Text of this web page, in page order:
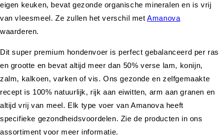
eigen keuken, bevat gezonde organische mineralen en is vrij
van vleesmeel. Ze zullen het verschil metAmanova
waarderen.
Dit super premium hondenvoer is perfect gebalanceerd per ras
en grootte en bevat altijd meer dan 50% verse lam, konijn,
zalm, kalkoen, varken of vis. Ons gezonde en zelfgemaakte
recept is 100% natuurlijk, rijk aan eiwitten, arm aan granen en
altijd vrij van meel. Elk type voer van Amanova heeft
specifieke gezondheidsvoordelen. Zie de producten in ons
assortiment voor meer informatie.